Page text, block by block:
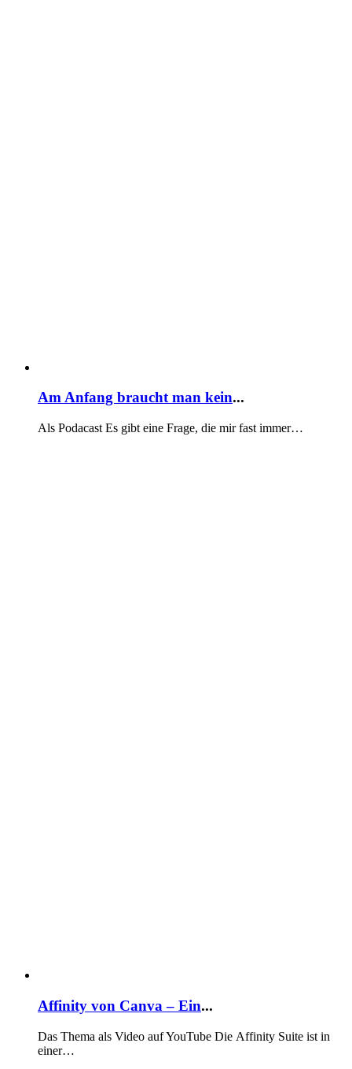
Am Anfang braucht man kein...
Als Podacast Es gibt eine Frage, die mir fast immer…
Affinity von Canva – Ein...
Das Thema als Video auf YouTube Die Affinity Suite ist in
einer…